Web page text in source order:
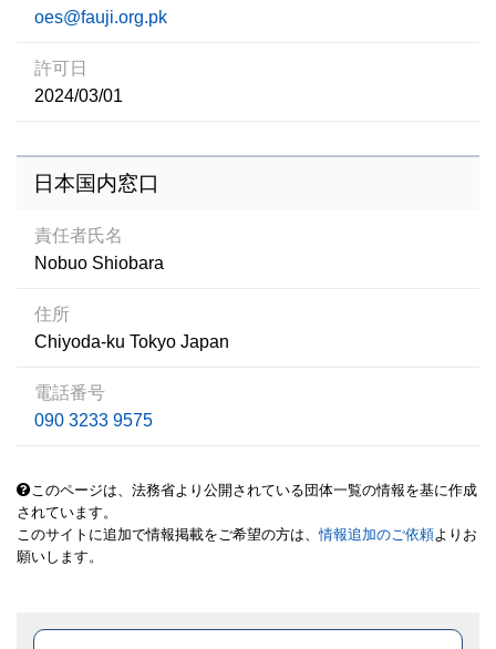
oes@fauji.org.pk
許可日
2024/03/01
日本国内窓口
責任者氏名
Nobuo Shiobara
住所
Chiyoda-ku Tokyo Japan
電話番号
090 3233 9575
このページは、法務省より公開されている団体一覧の情報を基に作成
されています。
このサイトに追加で情報掲載をご希望の方は、情報追加のご依頼よりお
願いします。